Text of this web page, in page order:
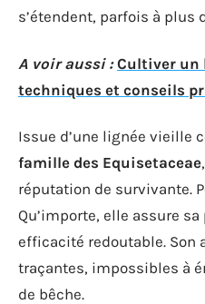
s’étendent, parfois à plus
A voir aussi : Cultiver un
techniques et conseils
Issue d’une lignée vieille
famille des Equisetaceae
réputation de survivante.
Qu’importe, elle assure sa
efficacité redoutable. Son
traçantes, impossibles à
de bêche.